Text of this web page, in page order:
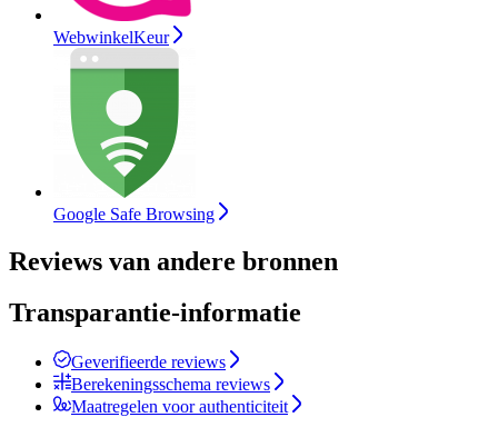
WebwinkelKeur
Google Safe Browsing
Reviews van andere bronnen
Transparantie-informatie
Geverifieerde reviews
Berekeningsschema reviews
Maatregelen voor authenticiteit